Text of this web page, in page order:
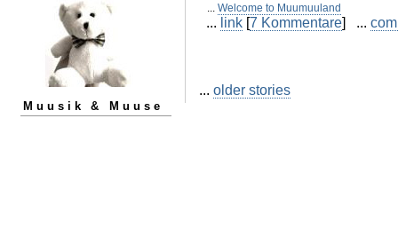
Muusik & Muuse
... Welcome to Muumuuland
... link [7 Kommentare] ...
... older stories